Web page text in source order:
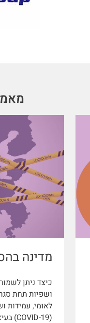
מדינה
כיצד ניתן
ושפיות תחת
לאומי, עמידות
(COVID-19) בעיצומו, החשש…